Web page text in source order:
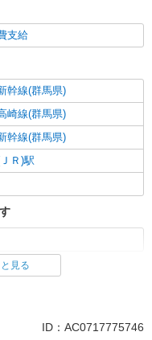
支給
幹線(群馬県)
崎線(群馬県)
幹線(群馬県)
Ｒ)駅
探す
見る
ID：AC0717775746